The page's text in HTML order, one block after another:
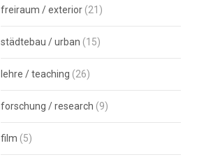
freiraum / exterior (21)
städtebau / urban (15)
lehre / teaching (26)
forschung / research (9)
film (5)